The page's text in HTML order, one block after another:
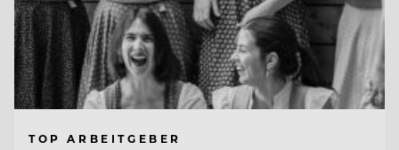
TOP ARBEITGEBER